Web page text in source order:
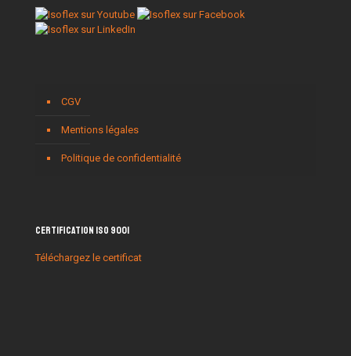
CGV
Mentions légales
Politique de confidentialité
Certification ISO 9001
Téléchargez le certificat